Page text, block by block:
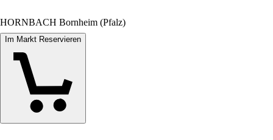
HORNBACH Bornheim (Pfalz)
Im Markt Reservieren